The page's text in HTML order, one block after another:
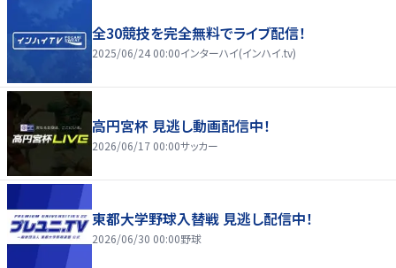
全30競技を完全無料でライブ配信！
2025/06/24 00:00インターハイ(インハイ.tv)
高円宮杯 見逃し動画配信中！
2026/06/17 00:00サッカー
東都大学野球入替戦 見逃し配信中！
2026/06/30 00:00野球